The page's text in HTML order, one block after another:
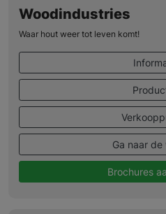
Woodindustries
Waar hout weer tot leven komt!
Ga naar
Brochures